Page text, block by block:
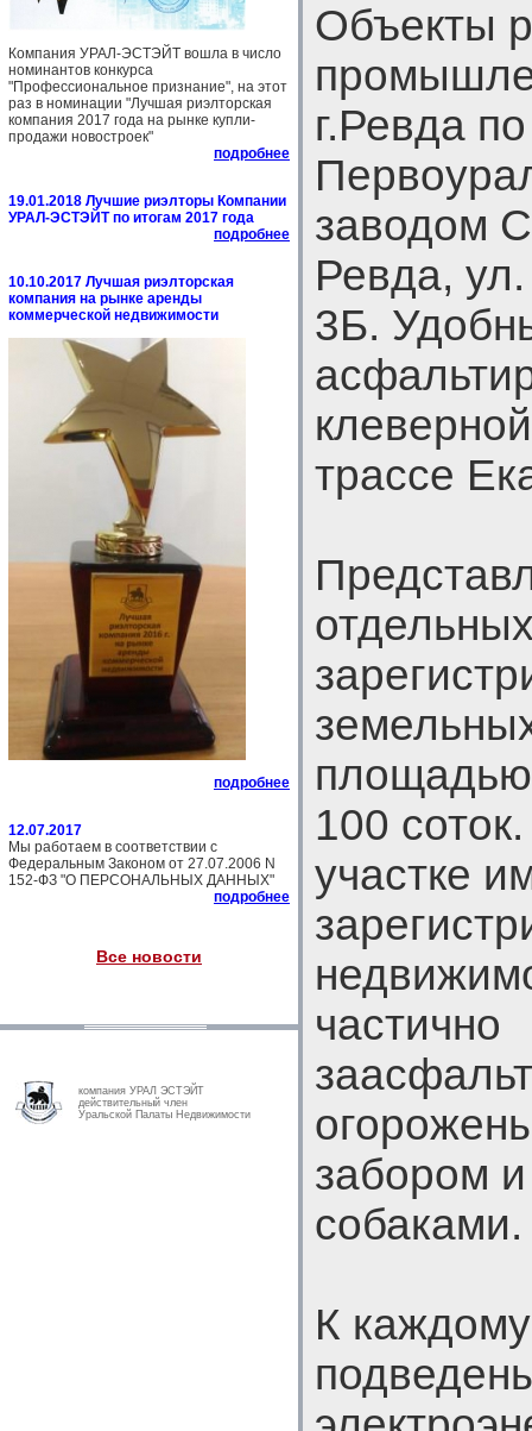
Компания УРАЛ-ЭСТЭЙТ вошла в число
номинантов конкурса
"Профессиональное признание", на этот
раз в номинации "Лучшая риэлторская
компания 2017 года на рынке купли-
продажи новостроек"
подробнее
19.01.2018 Лучшие риэлторы Компании
УРАЛ-ЭСТЭЙТ по итогам 2017 года
подробнее
10.10.2017 Лучшая риэлторская
компания на рынке аренды
коммерческой недвижимости
подробнее
12.07.2017
Мы работаем в соответствии с
Федеральным Законом от 27.07.2006 N
152-ФЗ "О ПЕРСОНАЛЬНЫХ ДАННЫХ"
подробнее
Все новости
компания УРАЛ ЭСТЭЙТ
действительный член
Уральской Палаты Недвижимости
Объекты
г.Ревда
заводом
Ревда,
3Б.
трассе
площадью
100
участке
частично
забором
собаками.
К